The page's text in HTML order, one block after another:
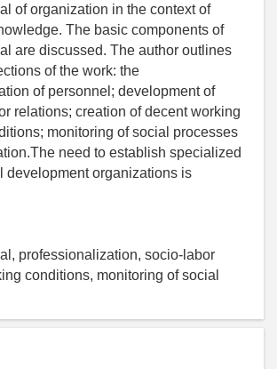
of organization in the context of
The basic components of
are discussed. The author outlines
of the work: the
of personnel; development of
relations; creation of decent working
monitoring of social processes
need to establish specialized
development organizations is
professionalization, socio-labor
conditions, monitoring of social